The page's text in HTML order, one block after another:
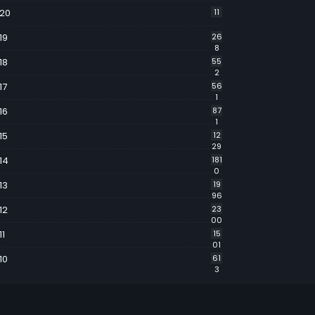
11
26
8
55
2
56
1
87
1
12
29
181
0
19
96
23
00
15
01
61
3